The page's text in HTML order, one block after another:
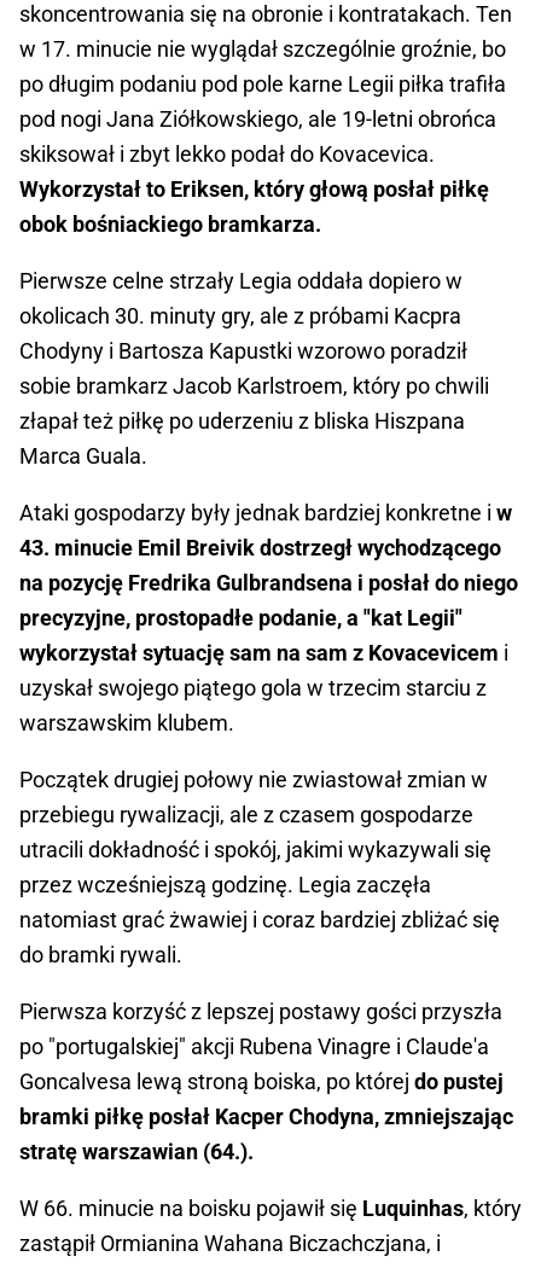
skoncentrowania się na obronie i kontratakach. Ten
w 17. minucie nie wyglądał szczególnie groźnie, bo
po długim podaniu pod pole karne Legii piłka trafiła
pod nogi Jana Ziółkowskiego, ale 19-letni obrońca
skiksował i zbyt lekko podał do Kovacevica.
Wykorzystał to Eriksen, który głową posłał piłkę
obok bośniackiego bramkarza.
Pierwsze celne strzały Legia oddała dopiero w
okolicach 30. minuty gry, ale z próbami Kacpra
Chodyny i Bartosza Kapustki wzorowo poradził
sobie bramkarz Jacob Karlstroem, który po chwili
złapał też piłkę po uderzeniu z bliska Hiszpana
Marca Guala.
Ataki gospodarzy były jednak bardziej konkretne i w
43. minucie Emil Breivik dostrzegł wychodzącego
na pozycję Fredrika Gulbrandsena i posłał do niego
precyzyjne, prostopadłe podanie, a "kat Legii"
wykorzystał sytuację sam na sam z Kovacevicem i
uzyskał swojego piątego gola w trzecim starciu z
warszawskim klubem.
Początek drugiej połowy nie zwiastował zmian w
przebiegu rywalizacji, ale z czasem gospodarze
utracili dokładność i spokój, jakimi wykazywali się
przez wcześniejszą godzinę. Legia zaczęła
natomiast grać żwawiej i coraz bardziej zbliżać się
do bramki rywali.
Pierwsza korzyść z lepszej postawy gości przyszła
po "portugalskiej" akcji Rubena Vinagre i Claude'a
Goncalvesa lewą stroną boiska, po której do pustej
bramki piłkę posłał Kacper Chodyna, zmniejszając
stratę warszawian (64.).
W 66. minucie na boisku pojawił się Luquinhas, który
zastąpił Ormianina Wahana Biczachczjana, i